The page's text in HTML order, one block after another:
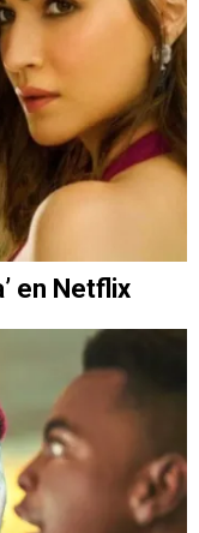
en Netflix